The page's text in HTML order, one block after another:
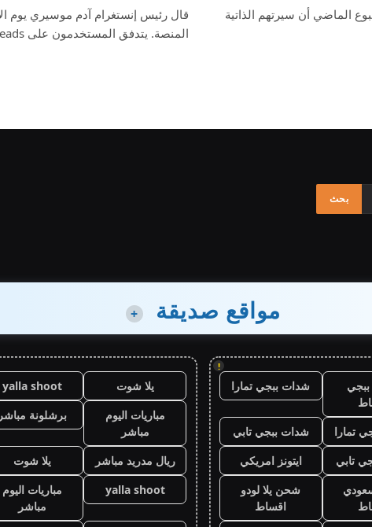
الماضي أن سيرتهم الذاتية
المنصة. يتدفق المستخدمون على Threads…
مواقع صديقة +
!
شدات ببجي تمارا
تمارا
شدات ببجي تابي
تابي
ايتونز امريكي
شحن يلا لودو
اقساط
يلا شوت
yalla shoot
مباريات اليوم
مباشر
برشلونة مباشر
ريال مدريد مباشر
يلا شوت
yalla shoot
مباريات اليوم
مباشر